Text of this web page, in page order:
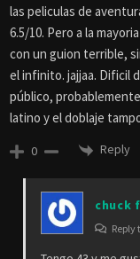
las peliculas de
6.5/10. Pero a la
con un guion terrible,
el infinito. jajjaa. Dificil
público,
latino y el doblaje
0 Reply
chuck
Reply